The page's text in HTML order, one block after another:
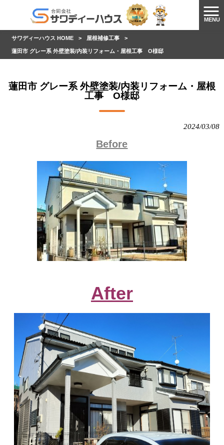
MENU
サワディーハウス HOME > 屋根補修工事 >
蓮田市 グレー系 外壁塗装/内装リフォーム・屋根工事 O様邸
蓮田市 グレー系 外壁塗装/内装リフォーム・屋根
工事 O様邸
2024/03/08
Before
After